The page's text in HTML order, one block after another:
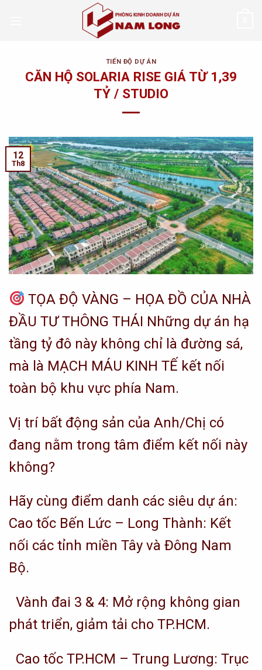
TIẾN ĐỘ DỰ ÁN
CĂN HỘ SOLARIA RISE GIÁ TỪ 1,39
TỶ / STUDIO
12
Th8
TỌA ĐỘ VÀNG – HỌA ĐỒ CỦA NHÀ
ĐẦU TƯ THÔNG THÁI Những dự án hạ
tầng tỷ đô này không chỉ là đường sá,
mà là MẠCH MÁU KINH TẾ kết nối
toàn bộ khu vực phía Nam.
Vị trí bất động sản của Anh/Chị có
đang nằm trong tâm điểm kết nối này
không?
Hãy cùng điểm danh các siêu dự án:
Cao tốc Bến Lức – Long Thành: Kết
nối các tỉnh miền Tây và Đông Nam
Bộ.
Vành đai 3 & 4: Mở rộng không gian
phát triển, giảm tải cho TP.HCM.
Cao tốc TP.HCM – Trung Lương: Trục